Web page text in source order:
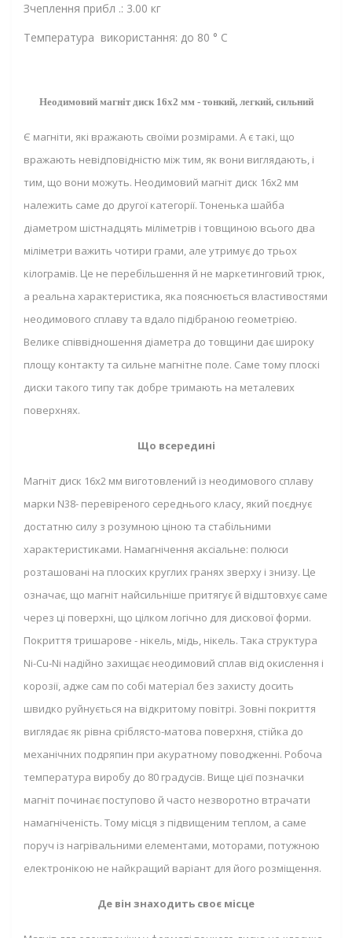
Зчеплення прибл .: 3.00 кг
Температура використання: до 80 ° C
Неодимовий магніт диск 16х2 мм - тонкий, легкий, сильний
Є магніти, які вражають своїми розмірами. А є такі, що
вражають невідповідністю між тим, як вони виглядають, і
тим, що вони можуть. Неодимовий магніт диск 16х2 мм
належить саме до другої категорії. Тоненька шайба
діаметром шістнадцять міліметрів і товщиною всього два
міліметри важить чотири грами, але утримує до трьох
кілограмів. Це не перебільшення й не маркетинговий трюк,
а реальна характеристика, яка пояснюється властивостями
неодимового сплаву та вдало підібраною геометрією.
Велике співвідношення діаметра до товщини дає широку
площу контакту та сильне магнітне поле. Саме тому плоскі
диски такого типу так добре тримають на металевих
поверхнях.
Що всередині
Магніт диск 16x2 мм виготовлений із неодимового сплаву
марки N38- перевіреного середнього класу, який поєднує
достатню силу з розумною ціною та стабільними
характеристиками. Намагнічення аксіальне: полюси
розташовані на плоских круглих гранях зверху і знизу. Це
означає, що магніт найсильніше притягує й відштовхує саме
через ці поверхні, що цілком логічно для дискової форми.
Покриття тришарове - нікель, мідь, нікель. Така структура
Ni-Cu-Ni надійно захищає неодимовий сплав від окислення і
корозії, адже сам по собі матеріал без захисту досить
швидко руйнується на відкритому повітрі. Зовні покриття
виглядає як рівна сріблясто-матова поверхня, стійка до
механічних подряпин при акуратному поводженні. Робоча
температура виробу до 80 градусів. Вище цієї позначки
магніт починає поступово й часто незворотно втрачати
намагніченість. Тому місця з підвищеним теплом, а саме
поруч із нагрівальними елементами, моторами, потужною
електронікою не найкращий варіант для його розміщення.
Де він знаходить своє місце